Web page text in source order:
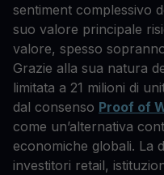
sentiment complessivo
suo valore principale
valore, spesso
Grazie alla sua natura
limitata a 21 milioni di
dal consenso Proof of
come un’alternativa
economiche globali. La
investitori retail,